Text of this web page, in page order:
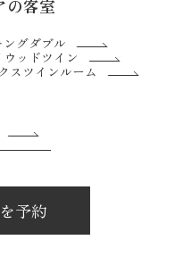
の客室
グダブル
ッドツイン
スツインルーム
予約